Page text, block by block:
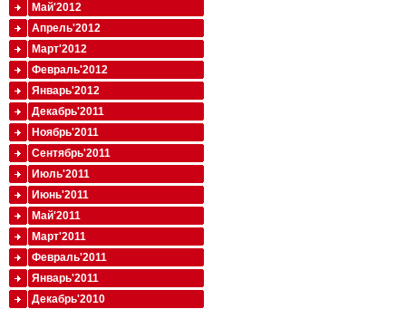
Май'2012
Апрель'2012
Март'2012
Февраль'2012
Январь'2012
Декабрь'2011
Ноябрь'2011
Сентябрь'2011
Июль'2011
Июнь'2011
Май'2011
Март'2011
Февраль'2011
Январь'2011
Декабрь'2010